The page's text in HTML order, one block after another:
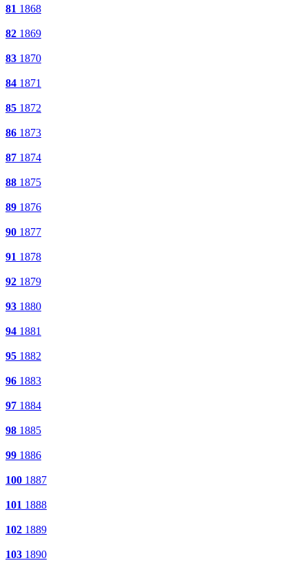
81 1868
82 1869
83 1870
84 1871
85 1872
86 1873
87 1874
88 1875
89 1876
90 1877
91 1878
92 1879
93 1880
94 1881
95 1882
96 1883
97 1884
98 1885
99 1886
100 1887
101 1888
102 1889
103 1890